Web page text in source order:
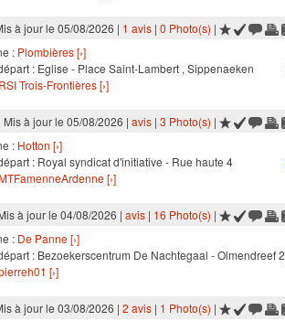
à jour le 05/08/2026 | 1 avis| 0 Photo(s) |
: Plombières [›]
: Eglise - Place Saint-Lambert , Sippenaeken
RSI Trois-Frontières [›]
Mis à jour le 05/08/2026 | avis| 3 Photo(s) |
: Hotton [›]
: Royal syndicat d'initiative - Rue haute 4
[›]
à jour le 04/08/2026 | avis| 16 Photo(s) |
: De Panne [›]
: Bezoekerscentrum De Nachtegaal - Olmendreef 2
[›]
à jour le 03/08/2026 | 2 avis| 1 Photo(s) |